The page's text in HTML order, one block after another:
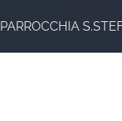
al
contenuto
PARROCCHIA